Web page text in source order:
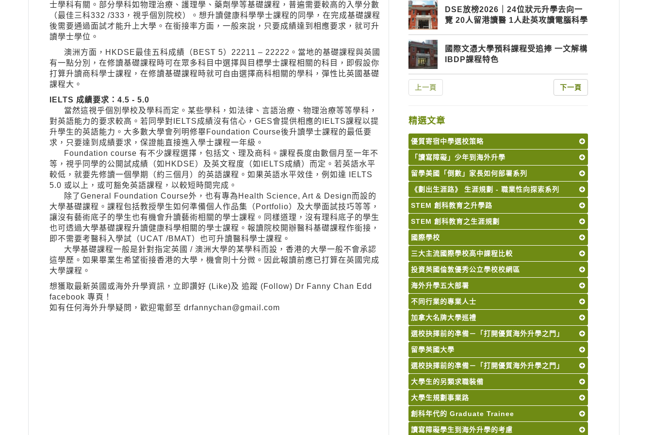
士學科有關。部分學科如物理治療、護理學、藥劑學等基礎課程，普遍需要較高的入學分數
（最佳三科332 /333，視乎個別院校）。想升讀健康科學學士課程的同學，在完成基礎課程
後需要通過面試才能升上大學。在銜接率方面，一般來說，只要成績達到相應要求，就可升
讀學士學位。
澳洲方面，HKDSE最佳五科成績（BEST 5）22211 – 22222。當地的基礎課程與英國
有一點分別，在修讀基礎課程時可在眾多科目中選擇與目標學士課程相關的科目，即假設你
打算升讀商科學士課程，在修讀基礎課程時就可自由選擇商科相關的學科，彈性比英國基礎
課程大。
IELTS 成績要求：4.5 - 5.0
當然這視乎個別學校及學科而定。某些學科，如法律、言語治療、物理治療等等學科，
對英語能力的要求較高。若同學對IELTS成績沒有信心，GES會提供相應的IELTS課程以提
升學生的英語能力。大多數大學會列明修畢Foundation Course後升讀學士課程的最低要
求，只要達到成績要求，保證能直接進入學士課程一年級。
Foundation course 有不少課程選擇，包括文、理及商科。課程長度由數個月至一年不
等，視乎同學的公開試成績（如HKDSE）及英文程度（如IELTS成績）而定。若英語水平
較低，就要先修讀一個學期（約三個月）的英語課程。如果英語水平效佳，例如達 IELTS
5.0 或以上，或可豁免英語課程，以較短時間完成。
除了General Foundation Course外，也有專為Health Science, Art & Design而設的
大學基礎課程。課程包括教授學生如何準備個人作品集（Portfolio）及大學面試技巧等等，
讓沒有藝術底子的學生也有機會升讀藝術相關的學士課程。同樣道理，沒有理科底子的學生
也可透過大學基礎課程升讀健康科學相關的學士課程。報讀院校開辦醫科基礎課程作銜接，
即不需要考醫科入學試（UCAT /BMAT）也可升讀醫科學士課程。
大學基礎課程一般是針對指定英國 / 澳洲大學的某學科而設，香港的大學一般不會承認
這學歷。如果畢業生希望銜接香港的大學，機會則十分微。因此報讀前應已打算在英國完成
大學課程。
想獲取最新英國或海外升學資訊，立即讚好 (Like)及 追蹤 (Follow) Dr Fanny Chan Edd
facebook 專頁！
如有任何海外升學疑問，歡迎電郵至 drfannychan@gmail.com
DSE放榜2026｜24位狀元升學去向一
覽 20人留港讀醫 1人赴英攻讀電腦科學
國際文憑大學預科課程受追捧 一文解構
IBDP課程特色
上一頁 下一頁
精選文章
優質寄宿中學選校策略
「讀寫障礙」少年到海外升學
留學美國「倒數」家長如何部署系列
《劃出生涯路》 生涯規劃 - 職業性向探索系列
STEM 創科教育之升學路
STEM 創科教育之生涯規劃
國際學校
三大主流國際學校高中課程比較
投資英國倫敦優秀公立學校校網區
海外升學五大部署
不同行業的專業人士
加拿大名牌大學巡禮
選校抉擇前的凖備－「打開優質海外升學之門」
留學英國大學
選校抉擇前的凖備－「打開優質海外升學之門」
大學生的另類求職裝備
大學生規劃事業路
創科年代的 Graduate Trainee
讀寫障礙學生到海外升學的考慮